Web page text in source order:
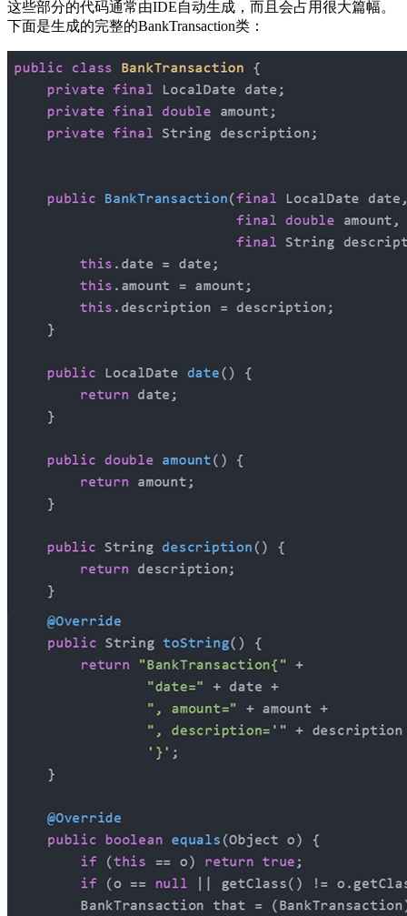
这些部分的代码通常由IDE自动生成，而且会占用很大篇幅。
下面是生成的完整的BankTransaction类：